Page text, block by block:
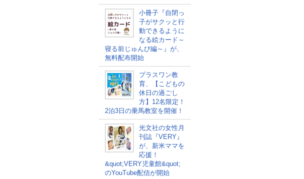
小冊子『自閉っ
子がサクッと行
動できるように
なる絵カード～
寝る前じゅんび編～』が、
無料配布開始
プラスワン教
育、【こどもの
休日の過ごし
方】12名限定！
2泊3日の乗馬教室を開催！
光文社の女性月
刊誌『VERY』
が、新米ママを
応援！
&quot;VERY児童館&quot;
のYouTube配信が開始